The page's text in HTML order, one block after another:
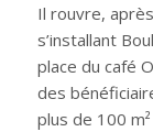
Il rouvre,
s’installant
place du café
des
plus de 100